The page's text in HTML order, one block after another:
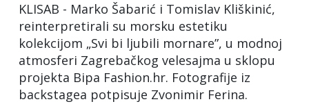
KLISAB - Marko Šabarić i Tomislav Kliškinić,
reinterpretirali su morsku estetiku
kolekcijom „Svi bi ljubili mornare”, u modnoj
atmosferi Zagrebačkog velesajma u sklopu
projekta Bipa Fashion.hr. Fotografije iz
backstagea potpisuje Zvonimir Ferina.